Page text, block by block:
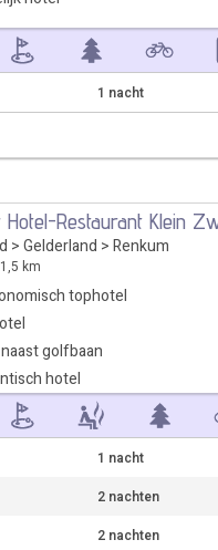
1 nacht
Hotel-Restaurant Klein
> Gelderland > Renkum
km
tophotel
golfbaan
hotel
1 nacht
2 nachten
2 nachten